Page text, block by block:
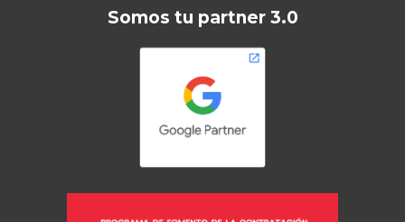
Somos tu partner 3.0